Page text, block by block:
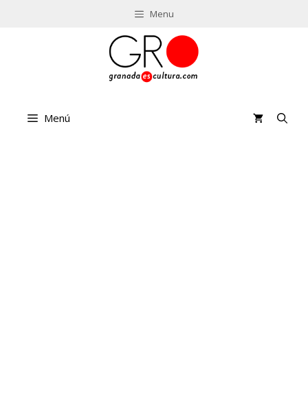
Menu
Menú